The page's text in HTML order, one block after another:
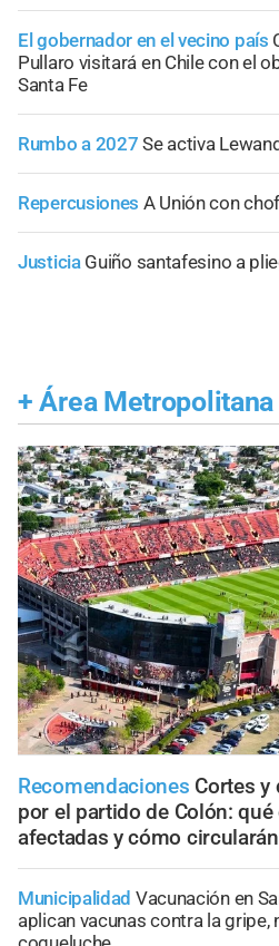
El gobernador en el vecino país
Pullaro visitará en Chile con el
Santa Fe
Rumbo a 2027 Se activa
Repercusiones A Unión con
Justicia Guiño santafesino a
+ Área Metropolitana
Recomendaciones Cortes y
por el partido de Colón:
afectadas y cómo
Municipalidad Vacunación en
aplican vacunas contra la gripe,